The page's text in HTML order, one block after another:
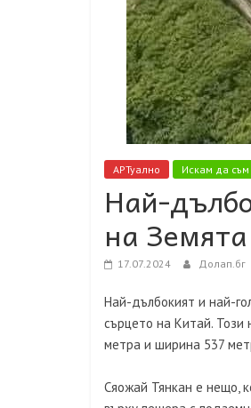
АРТуално Искам да съм
Най-
на
17.07.2024 Долап.бг
Най-дълбокият и най-
сърцето на Китай. Този
метра и ширина 537
Сяожай Тянкан е нещо,